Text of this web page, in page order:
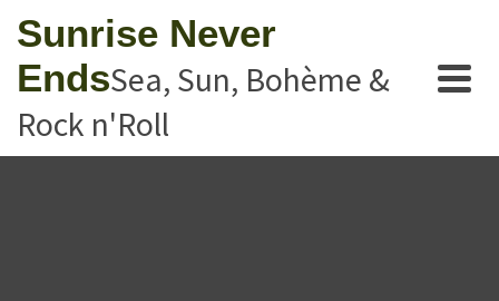
Sunrise Never
EndsSea, Sun, Bohème &
Rock n'Roll